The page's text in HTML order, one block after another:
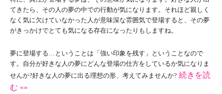
てきたら、その人の夢の中での行動が気になります。それほど親しく
なく気に欠けていなかった人が意味深な雰囲気で登場すると、その夢
がきっかけでとても気になる存在になったりもしますね。
夢に登場する…ということは「強い印象を残す」ということなので
す。自分が好きな人の夢にどんな登場の仕方をしているか気になりま
せんか?好きな人の夢に出る理想の形、考えてみませんか? 続きを読
む «»